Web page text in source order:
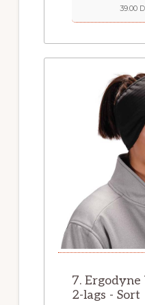
39.00
7.
2-lags - Sort